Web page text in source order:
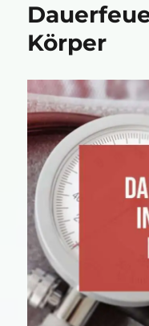
Körper